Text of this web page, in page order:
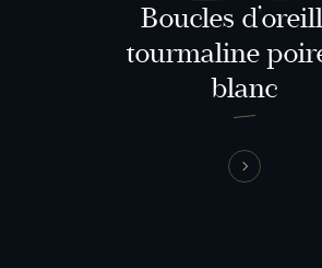
Boucles
tourmaline
blanc